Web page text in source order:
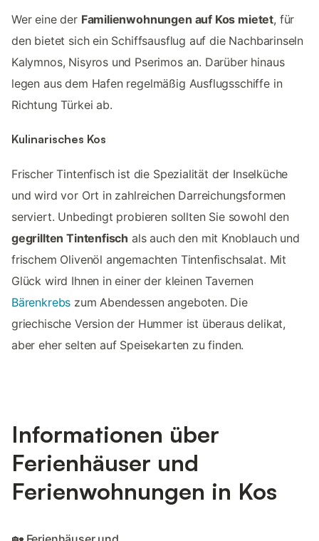
Wer eine der Familienwohnungen auf Kos mietet, für
den bietet sich ein Schiffsausflug auf die Nachbarinseln
Kalymnos, Nisyros und Pserimos an. Darüber hinaus
legen aus dem Hafen regelmäßig Ausflugsschiffe in
Richtung Türkei ab.
Kulinarisches Kos
Frischer Tintenfisch ist die Spezialität der Inselküche
und wird vor Ort in zahlreichen Darreichungsformen
serviert. Unbedingt probieren sollten Sie sowohl den
gegrillten Tintenfisch als auch den mit Knoblauch und
frischem Olivenöl angemachten Tintenfischsalat. Mit
Glück wird Ihnen in einer der kleinen Tavernen
Bärenkrebs zum Abendessen angeboten. Die
griechische Version der Hummer ist überaus delikat,
aber eher selten auf Speisekarten zu finden.
Informationen über
Ferienhäuser und
Ferienwohnungen in Kos